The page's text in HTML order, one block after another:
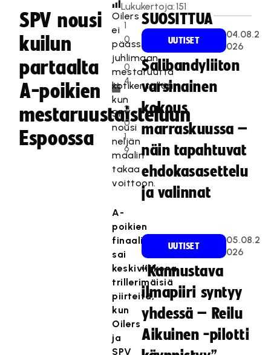
SPV nousi
kuilun
partaalta
A-poikien
mestaruustaisteluun
Espoossa
1
0
.
0
4
.
2
0
1
9
Lukukertoja:151
Oilers
ei
päässyt
juhlimaan
mestaruutta
kotikentällään,
kun
SPV
nousi
neljän
maalin
takaa
voittoon.
A-
poikien
finaalisarja
sai
keskiviikkona
trillerimäisiä
piirteitä,
kun
Oilers
ja
SPV
SUOSITTUA
UUTISET
04.08.2
026
Salibandyliiton
varsinainen
kokous
marraskuussa –
näin tapahtuvat
ehdokasasettelu
ja valinnat
UUTISET
05.08.2
026
“Kannustava
ilmapiiri syntyy
yhdessä – Reilu
Aikuinen -pilotti